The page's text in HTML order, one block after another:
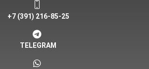
+7 (391) 216-85-25
TELEGRAM